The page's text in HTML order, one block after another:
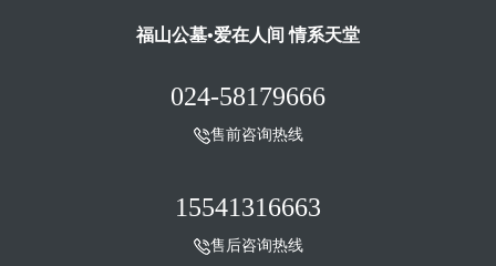
福山公墓•爱在人间 情系天堂
024-58179666
售前咨询热线
15541316663
售后咨询热线